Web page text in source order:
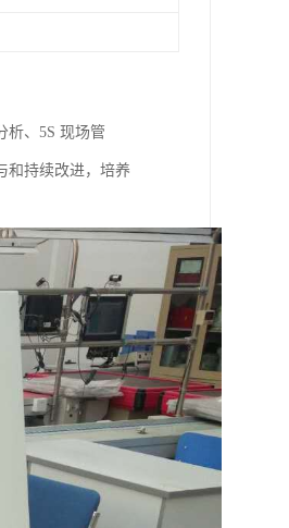
析、5S 现场管
和持续改进，培养